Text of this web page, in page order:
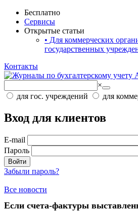
Бесплатно
Сервисы
Открытые статьи
• Для коммерческих
государственных
Контакты
×
для гос. учреждений
для
Вход для клиентов
E-mail
Пароль
Войти
Забыли пароль?
Все новости
Если счета-фактуры